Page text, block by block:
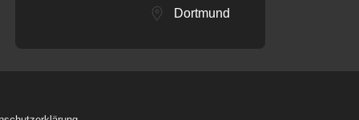
Dortmund